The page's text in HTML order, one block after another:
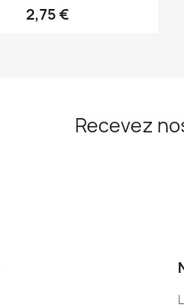
2,75 €
Recevez